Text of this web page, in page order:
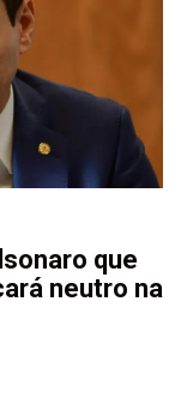
que
neutro na